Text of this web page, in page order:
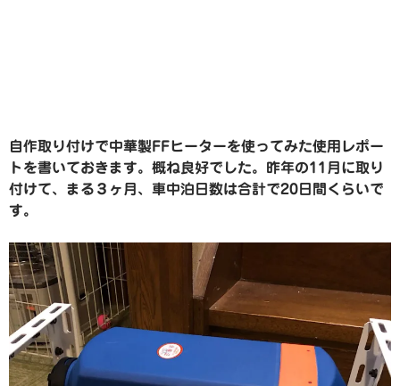
自作取り付けで中華製FFヒーターを使ってみた使用レポー
トを書いておきます。概ね良好でした。昨年の11月に取り
付けて、まる３ヶ月、車中泊日数は合計で20日間くらいで
す。